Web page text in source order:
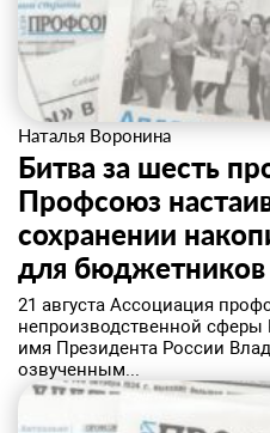
Наталья Воронина
Битва за шесть
Профсоюз
сохранении
для бюджетников
21 августа Ассоциация
непроизводственной
имя Президента России
озвученным...